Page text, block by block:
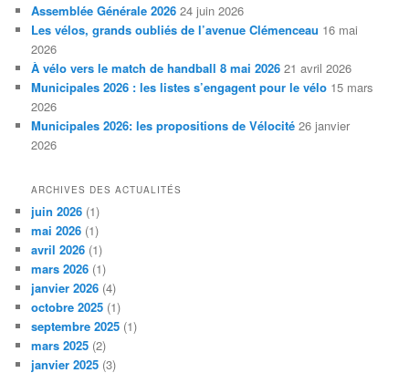
Assemblée Générale 2026 24 juin 2026
Les vélos, grands oubliés de l’avenue Clémenceau 16 mai
2026
À vélo vers le match de handball 8 mai 2026 21 avril 2026
Municipales 2026 : les listes s’engagent pour le vélo 15 mars
2026
Municipales 2026: les propositions de Vélocité 26 janvier
2026
ARCHIVES DES ACTUALITÉS
juin 2026 (1)
mai 2026 (1)
avril 2026 (1)
mars 2026 (1)
janvier 2026 (4)
octobre 2025 (1)
septembre 2025 (1)
mars 2025 (2)
janvier 2025 (3)